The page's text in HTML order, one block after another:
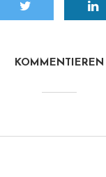
KOMMENTIEREN